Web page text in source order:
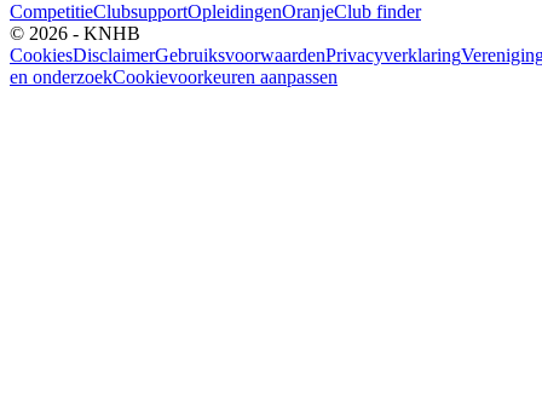
CompetitieClubsupportOpleidingenOranjeClub finder
© 2026 - KNHB
CookiesDisclaimerGebruiksvoorwaardenPrivacyverklaring
en onderzoekCookievoorkeuren aanpassen